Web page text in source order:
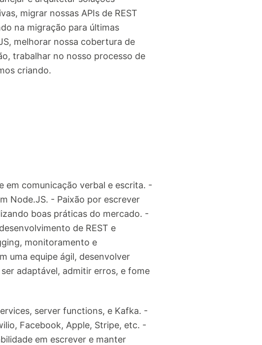
migrar nossas APIs de REST
na migração para últimas
melhorar nossa cobertura de
trabalhar no nosso processo de
criando.
em comunicação verbal e escrita. -
Node.JS. - Paixão por escrever
boas práticas do mercado. -
de REST e
monitoramento e
uma equipe ágil, desenvolver
adaptável, admitir erros, e fome
server functions, e Kafka. -
Facebook, Apple, Stripe, etc. -
em escrever e manter